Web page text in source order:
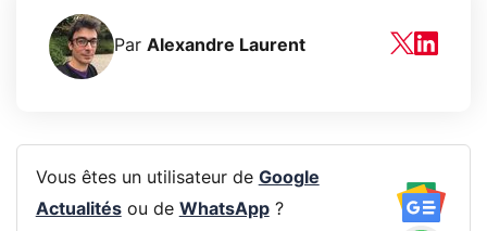
Par Alexandre Laurent
Vous êtes un utilisateur de Google
Actualitésou de WhatsApp?